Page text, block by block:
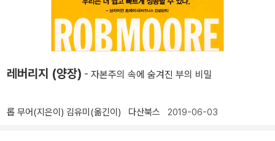
레버리지 (양장) - 자본주의 속에 숨겨진 부의 비밀
롭 무어(지은이) 김유미(옮긴이) 다산북스 2019-06-03